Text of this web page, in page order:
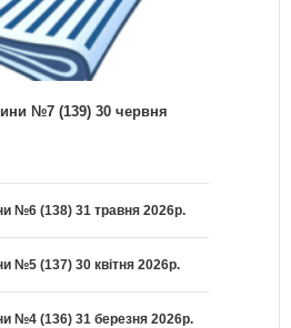
№7 (139) 30 червня
№6 (138) 31 травня 2026р.
№5 (137) 30 квітня 2026р.
№4 (136) 31 березня 2026р.